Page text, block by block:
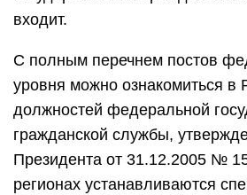
входит.
С полным перечнем постов
уровня можно ознакомиться в
должностей федеральной
гражданской службы,
Президента от 31.12.2005 №
регионах устанавливаются